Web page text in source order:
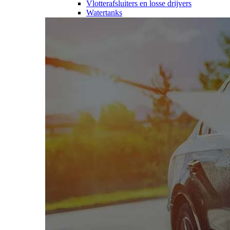
Vlotterafsluiters en losse drijvers
Watertanks